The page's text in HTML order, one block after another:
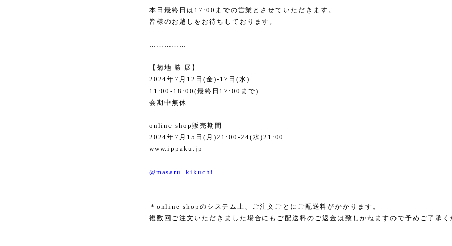
本日最終日は 17:00 までの営業とさせていただきます。
皆様のお越しをお待ちしております。
……………
【菊地 勝 展】
2024年7 月 12 日 (金)-17 日(水)
11:00-18:00(最終日 17:00 まで)
会期中無休
online shop 販売期間
2024年7 月 15 日 ( 月 )21:00-24(水)21:00
www.ippaku.jp
@masaru_kikuchi_
＊ online shop のシステム上、ご注文ごとにご配送料がかかります。
複数回ご注文いただきました場合にもご配送料のご返金は致しかねますので予めご了承く
……………